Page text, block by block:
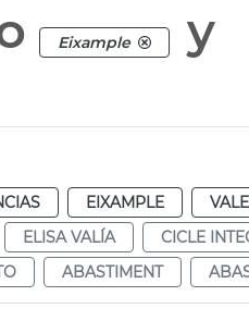
Eixample
y
EIXAMPLE
ELISA VALÍA
CICLE
ABASTIMENT